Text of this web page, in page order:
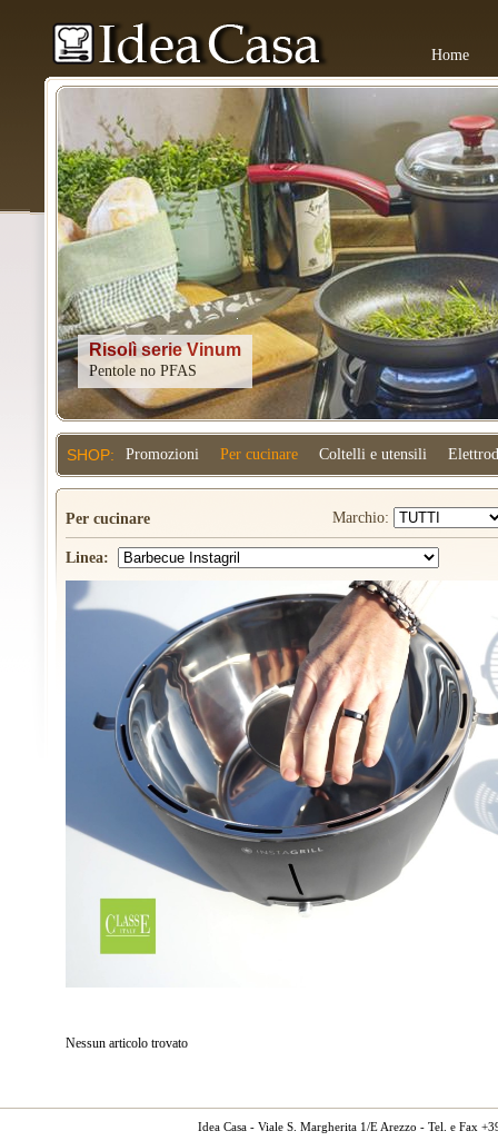
Home
Kitchenaid
SHOP: Promozioni Per cucinare Coltelli e utensili
Per cucinare Marchio:
Linea:
Nessun articolo trovato
Idea Casa - Viale S. Margherita 1/E Arezzo - Tel. e Fax